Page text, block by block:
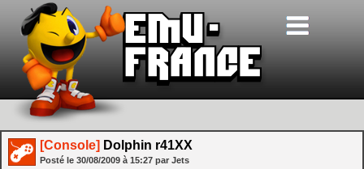
[Console] Dolphin r41XX
Posté le 30/08/2009 à 15:27 par Jets